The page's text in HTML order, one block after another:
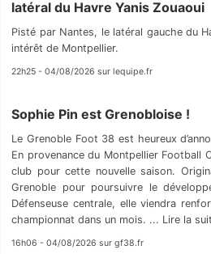
latéral du Havre Yanis Zouaoui
Pisté par Nantes, le latéral gauche du
intérêt de Montpellier.
22h25 - 04/08/2026 sur lequipe.fr
Sophie Pin est Grenobloise !
Le Grenoble Foot 38 est heureux
En provenance du Montpellier Football
club pour cette nouvelle saison.
Grenoble pour poursuivre le
Défenseuse centrale, elle viendra
championnat dans un mois. ... Lire la
16h06 - 04/08/2026 sur gf38.fr